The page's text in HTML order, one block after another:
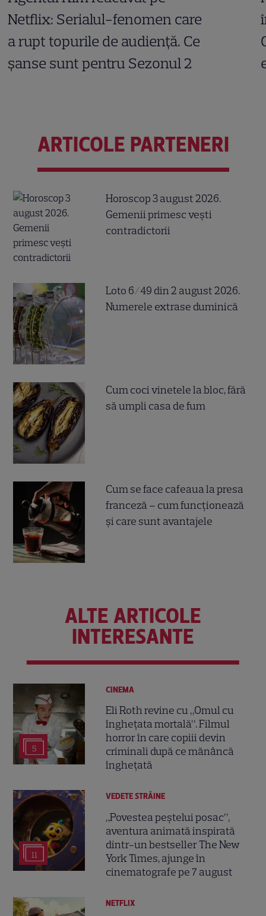
Netflix: Serialul-fenomen care
a rupt topurile de audiență. Ce
șanse sunt pentru Sezonul 2
ARTICOLE PARTENERI
Horoscop 3 august 2026.
Gemenii primesc vești
contradictorii
Loto 6/49 din 2 august 2026.
Numerele extrase duminică
Cum coci vinetele la bloc, fără
să umpli casa de fum
Cum se face cafeaua la presa
franceză – cum funcționează
și care sunt avantajele
ALTE ARTICOLE
INTERESANTE
5
CINEMA
Eli Roth revine cu „Omul cu
înghețata mortală”. Filmul
horror în care copiii devin
criminali după ce mănâncă
înghețată
11
VEDETE STRĂINE
„Povestea peștelui posac”,
aventura animată inspirată
dintr-un bestseller The New
York Times, ajunge în
cinematografe pe 7 august
NETFLIX